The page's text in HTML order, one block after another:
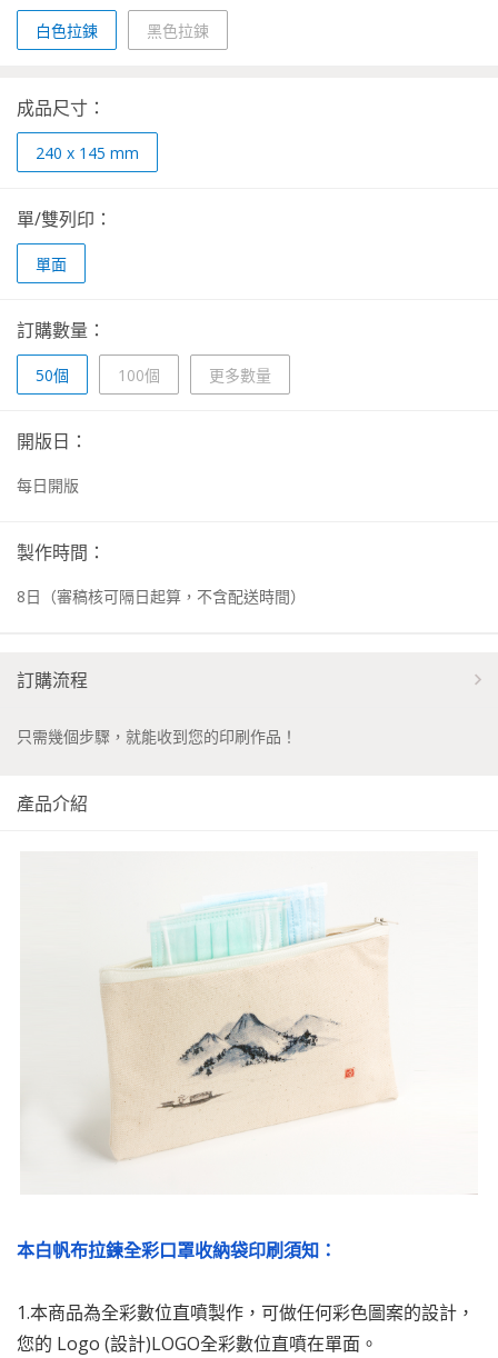
白色拉鍊 黑色拉鍊
成品尺寸：
240 x 145 mm
單/雙列印：
單面
訂購數量：
50個 100個 更多數量
開版日：
每日開版
製作時間：
8日 （審稿核可隔日起算，不含配送時間）
訂購流程
只需幾個步驟，就能收到您的印刷作品！
產品介紹
本白帆布拉鍊全彩口罩收納袋印刷須知：
1.本商品為全彩數位直噴製作，可做任何彩色圖案的設計，
您的 Logo (設計)LOGO全彩數位直噴在單面。